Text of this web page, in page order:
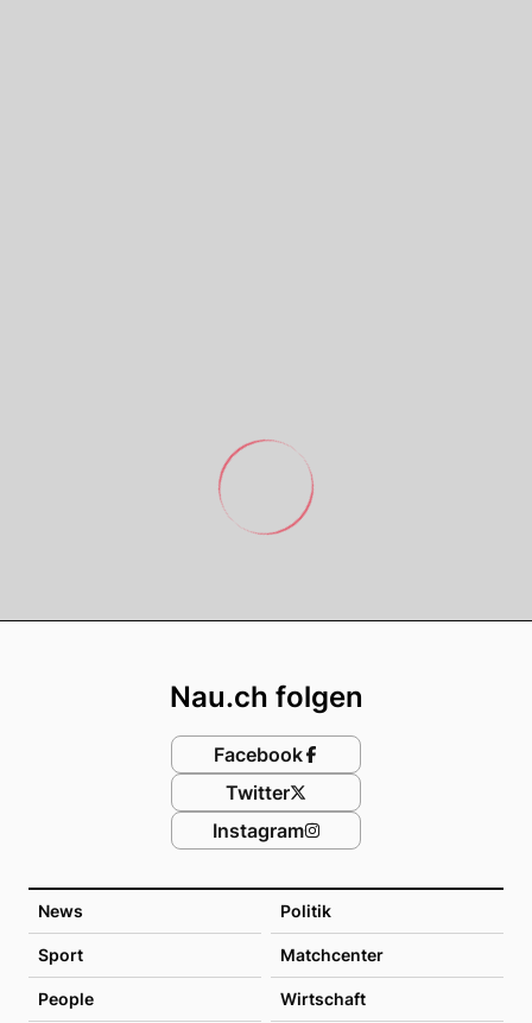
News Politik
Sport Matchcenter
People Wirtschaft
Nau.ch folgen
Facebook
Twitter
Instagram